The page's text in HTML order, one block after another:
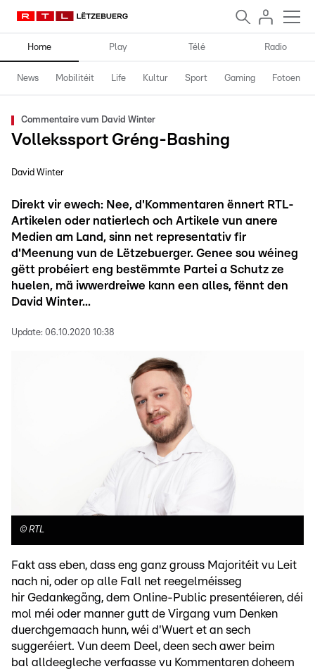
Home Play Télé Radio
News Mobilitéit Life Kultur Sport Gaming Fotoen
Commentaire vum David Winter
Vollekssport Gréng-Bashing
David Winter
Direkt vir ewech: Nee, d'Kommentaren ënnert RTL-
Artikelen oder natierlech och Artikele vun anere
Medien am Land, sinn net representativ fir
d'Meenung vun de Lëtzebuerger. Genee sou wéineg
gëtt probéiert eng bestëmmte Partei a Schutz ze
huelen, mä iwwerdreiwe kann een alles, fënnt den
David Winter...
Update: 06.10.2020 10:38
© RTL
Fakt ass eben, dass eng ganz grouss Majoritéit vu Leit
nach ni, oder op alle Fall net reegelméisseg
hir Gedankegäng, dem Online-Public presentéieren, déi
mol méi oder manner gutt de Virgang vum Denken
duerchgemaach hunn, wéi d'Wuert et an sech
suggeréiert. Vun deem Deel, deen sech awer beim
bal alldeegleche verfaasse vu Kommentaren doheem